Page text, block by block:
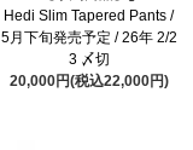
Hedi Slim Tapered Pants /
5月下旬発売予定 / 26年 2/2
3 〆切
20,000円(税込22,000円)